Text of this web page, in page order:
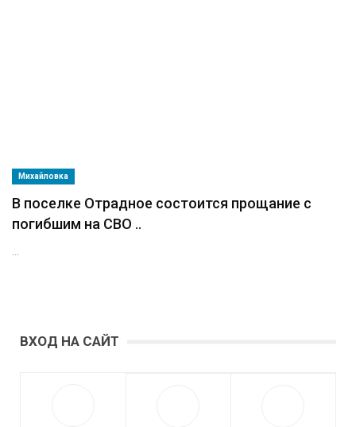
Михайловка
В поселке Отрадное состоится прощание с
погибшим на СВО ..
...
ВХОД НА САЙТ